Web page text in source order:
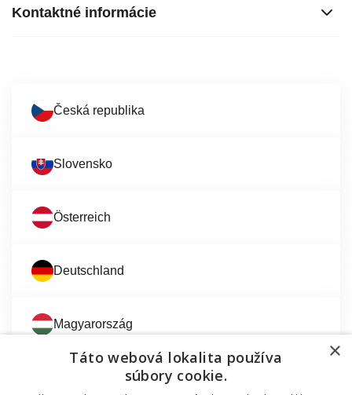
Kontaktné informácie
Česká republika
Slovensko
Österreich
Deutschland
Magyarország
×
Táto webová lokalita používa
súbory cookie.